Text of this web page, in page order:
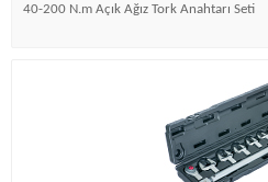
40-200 N.m Açık Ağız Tork Anahtarı Seti